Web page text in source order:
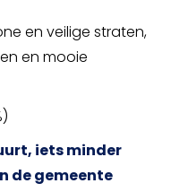
en veilige straten,
en mooie
iets minder
de gemeente